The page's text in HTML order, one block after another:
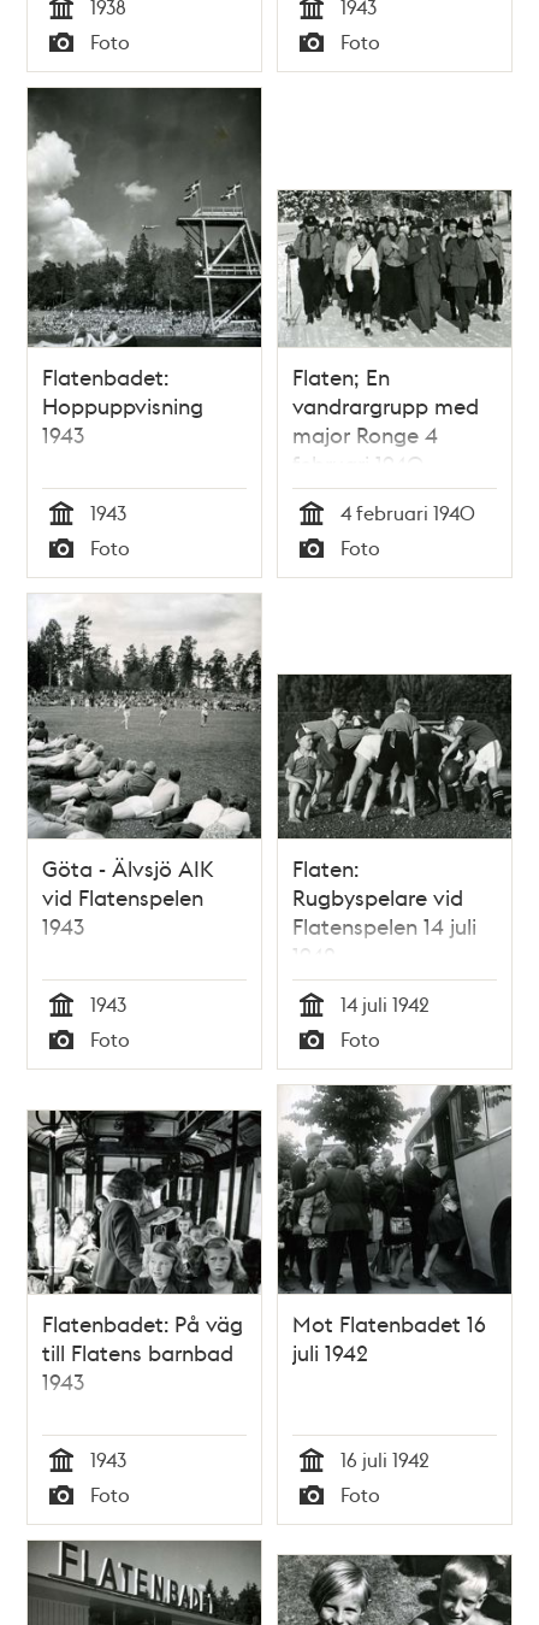
Tid
1938
Typ
Foto Tid
1943
Typ
Foto
Flatenbadet:
Hoppuppvisning
1943
Tid
1943
Typ
Foto
Flaten; En
vandrargrupp med
major Ronge 4
februari 1940
Tid
4 februari 1940
Typ
Foto
Göta - Älvsjö AIK
vid Flatenspelen
1943
Tid
1943
Typ
Foto
Flaten:
Rugbyspelare vid
Flatenspelen 14 juli
1942
Tid
14 juli 1942
Typ
Foto
Flatenbadet: På väg
till Flatens barnbad
1943
Tid
1943
Typ
Foto
Mot Flatenbadet 16
juli 1942
Tid
16 juli 1942
Typ
Foto